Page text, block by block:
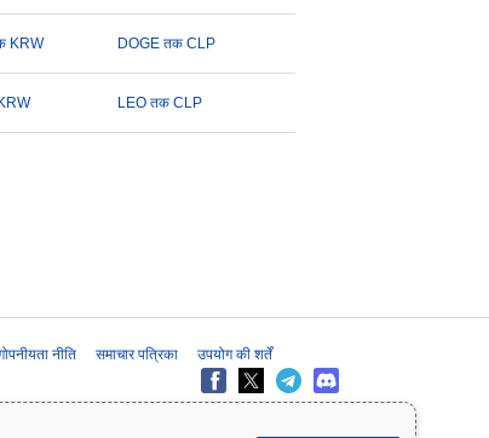
KRW DOGE तक CLP
LEO तक CLP
नीति समाचार पत्रिका उपयोग की शर्तें